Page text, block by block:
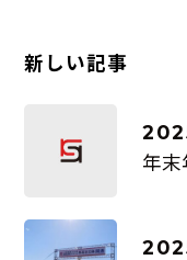
新しい記事
年